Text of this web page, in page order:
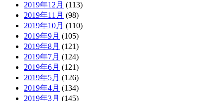
2019年12月 (113)
2019年11月 (98)
2019年10月 (110)
2019年9月 (105)
2019年8月 (121)
2019年7月 (124)
2019年6月 (121)
2019年5月 (126)
2019年4月 (134)
2019年3月 (145)